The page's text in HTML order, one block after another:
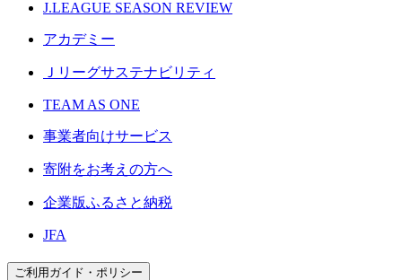
J.LEAGUE SEASON REVIEW
アカデミー
Ｊリーグサステナビリティ
TEAM AS ONE
事業者向けサービス
寄附をお考えの方へ
企業版ふるさと納税
JFA
ご利用ガイド・ポリシー